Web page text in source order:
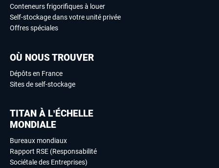
Conteneurs frigorifiques à louer
Self-stockage dans votre unité privée
Offres spéciales
OÙ NOUS TROUVER
Dépôts en France
Sites de self-stockage
TITAN À L’ÉCHELLE
MONDIALE
Bureaux mondiaux
Rapport RSE (Responsabilité
Sociétale des Entreprises)